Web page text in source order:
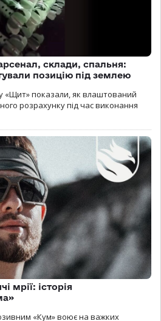
склади, спальня:
позицію під землею
«Щит» показали, як влаштований
розрахунку під час виконання
мрії: історія
«Кум» воює на важких